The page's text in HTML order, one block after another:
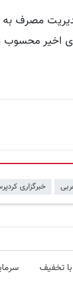
مصرف به
خبرگزاری
تخفیف